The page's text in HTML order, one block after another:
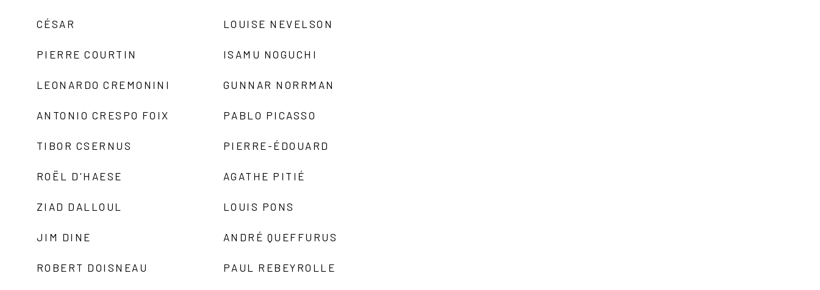
CÉSAR
PIERRE COURTIN
LEONARDO CREMONINI
ANTONIO CRESPO FOIX
TIBOR CSERNUS
ROËL D'HAESE
ZIAD DALLOUL
JIM DINE
ROBERT DOISNEAU
LOUISE NEVELSON
ISAMU NOGUCHI
GUNNAR NORRMAN
PABLO PICASSO
PIERRE-ÉDOUARD
AGATHE PITIÉ
LOUIS PONS
ANDRÉ QUEFFURUS
PAUL REBEYROLLE